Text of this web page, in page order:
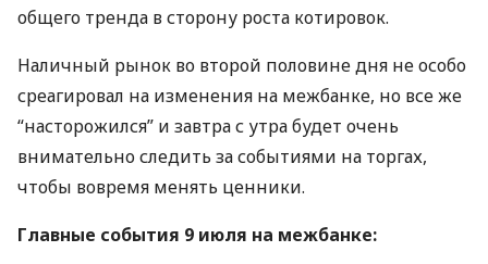
общего тренда в сторону роста котировок.
Наличный рынок во второй половине дня не особо
среагировал на изменения на межбанке, но все же
“насторожился” и завтра с утра будет очень
внимательно следить за событиями на торгах,
чтобы вовремя менять ценники.
Главные события 9 июля на межбанке: